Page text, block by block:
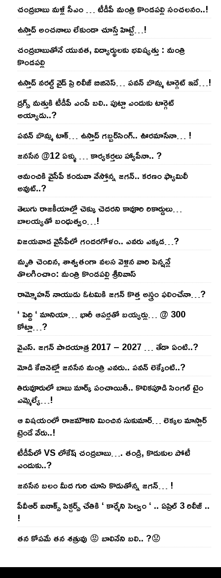
చంద్ర‌బాబు మ‌ళ్లీ సీఎం … టీడీపీ మంత్రి కొండ‌ప‌ల్లి సంచ‌ల‌నం..!
ఉస్తాద్ అంచ‌నాలు లేకుండా చూస్తే హిట్టే…!
చంద్ర‌బాబుతోనే యువ‌త‌, విద్యార్థుల‌కు భ‌విష్య‌త్తు : మంత్రి
కొండ‌ప‌ల్లి
ఉస్తాద్ వ‌ర‌ల్డ్ వైడ్ ప్రి రిలీజ్ బిజినెస్‌… ప‌వ‌న్ బొమ్మ టార్గెట్ ఇదే…!
డ్రగ్స్ మత్తుకి టీడీపీ ఎంపీ బలి.. పుట్టా ఎందుకు టార్గెట్
అయ్యాడు..?
ప‌వ‌న్ బొమ్మ టాక్‌… ఉస్తాద్ గ‌బ్బ‌ర్‌సింగ్‌.. ఊర‌మాసేనా… !
జనసేన @12 ఏళ్ళు … కార్యకర్తలు హ్యాపీనా.. ?
ఆమంచికి వైసీపీ కండువా వేస్తోన్న జ‌గ‌న్‌.. క‌ర‌ణం ఫ్యామిలీ
అవుట్‌..?
తెలుగు రాజ‌కీయాల్లో చెక్కు చెద‌ర‌ని కావూరి రికార్డులు…
బాల‌య్యతో బంధుత్వం…!
విజ‌య‌వాడ వైసీపీలో గంద‌ర‌గోళం.. ఎవ‌రు ఎక్క‌డ‌…?
మృతి చెందిన, శాశ్వతంగా వలస వెళ్లిన వారి పెన్ష‌న్లే
తొల‌గించాం: మంత్రి కొండపల్లి శ్రీనివాస్
రామ్మోహ‌న్ నాయుడు ఓట‌మికి జ‌గ‌న్ కొత్త అస్త్రం ఫ‌లించేనా…?
‘ పెద్ది ‘ మానియా… భారీ ఆప‌ర్ల‌తో బ‌య్య‌ర్లు… @ 300
కోట్లా…?
వైఎస్‌. జ‌గ‌న్ పాద‌యాత్ర 2017 – 2027 … తేడా ఏంటి..?
మోడి కేబినెట్లో జ‌నసేన మంత్రి ఎవ‌రు.. ప‌వ‌న్ లెక్కేంటి..?
తిరువూరులో బాబు మార్క్ పంచాయితీ.. కొలిక‌పూడి సింగ‌ల్ టైం
ఎమ్మెల్యే…!
ఆ విష‌యంలో రాజ‌మౌళిని మించిన సుకుమార్‌… లెక్క‌ల మాస్టార్
ట్రెండే వేరు..!
టీడీపీలో VS లోకేష్ చంద్ర‌బాబు…. తండ్రి, కొడుకుల పోటీ
ఎందుకు..?
జ‌న‌సేన బ‌లం మీద గురి చూసి కొడుతోన్న జ‌గ‌న్‌… !
పీవీఆర్ ఐనాక్స్ పిక్చర్స్ చేతికి ‘ కార్మేని సెల్వం ‘ .. ఏప్రిల్ 3 రిలీజ్ ..
!
తన కోపమే తన శత్రువు 😡 బాలినేని బలి.. ?😟